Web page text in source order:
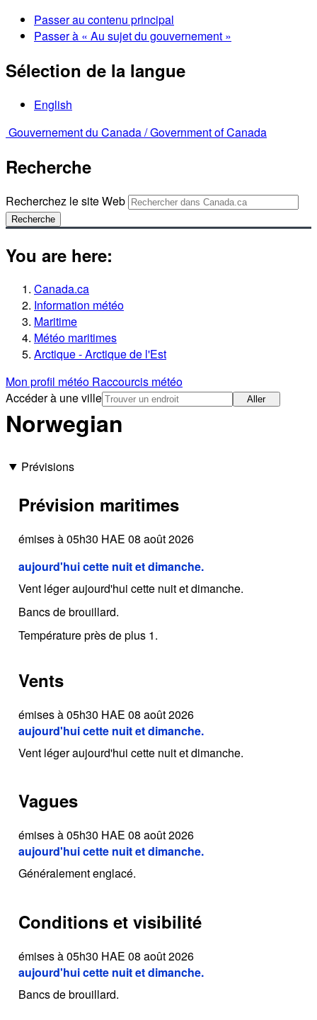
Passer au contenu principal
Passer à « Au sujet du gouvernement »
Sélection de la langue
English
Gouvernement du Canada /Government of Canada
Recherche
Recherchez le site Web
Recherche
You are here:
Canada.ca
Information météo
Maritime
Météo maritimes
Arctique - Arctique de l'Est
Mon profil météo Raccourcis météo
Accéder à une ville
Aller
Norwegian
Prévisions
Prévision maritimes
émises à 05h30 HAE 08 août 2026
aujourd'hui cette nuit et dimanche.
Vent léger aujourd'hui cette nuit et dimanche.
Bancs de brouillard.
Température près de plus 1.
Vents
émises à 05h30 HAE 08 août 2026
aujourd'hui cette nuit et dimanche.
Vent léger aujourd'hui cette nuit et dimanche.
Vagues
émises à 05h30 HAE 08 août 2026
aujourd'hui cette nuit et dimanche.
Généralement englacé.
Conditions et visibilité
émises à 05h30 HAE 08 août 2026
aujourd'hui cette nuit et dimanche.
Bancs de brouillard.